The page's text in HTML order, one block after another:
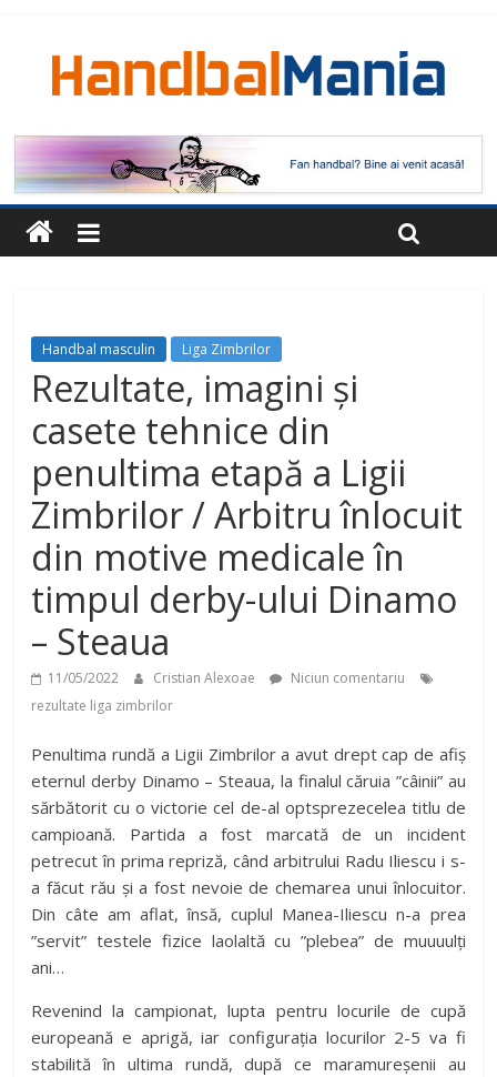
Handbal masculin Liga Zimbrilor
Rezultate, imagini și
casete tehnice din
penultima etapă a Ligii
Zimbrilor / Arbitru înlocuit
din motive medicale în
timpul derby-ului Dinamo
– Steaua
11/05/2022 Cristian Alexoae
Niciun comentariu
rezultate liga zimbrilor
Penultima rundă a Ligii Zimbrilor a avut drept cap de afiș
eternul derby Dinamo – Steaua, la finalul căruia ”câinii” au
sărbătorit cu o victorie cel de-al optsprezecelea titlu de
campioană. Partida a fost marcată de un incident
petrecut în prima repriză, când arbitrului Radu Iliescu i s-
a făcut rău și a fost nevoie de chemarea unui înlocuitor.
Din câte am aflat, însă, cuplul Manea-Iliescu n-a prea
”servit” testele fizice laolaltă cu ”plebea” de muuuulți
ani…
Revenind la campionat, lupta pentru locurile de cupă
europeană e aprigă, iar configurația locurilor 2-5 va fi
stabilită în ultima rundă, după ce maramureșenii au